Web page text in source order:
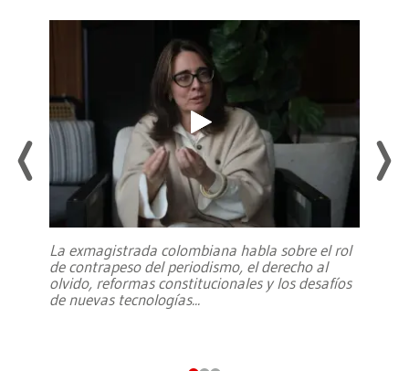
La exmagistrada colombiana habla sobre el rol
de contrapeso del periodismo, el derecho al
olvido, reformas constitucionales y los desafíos
de nuevas tecnologías...